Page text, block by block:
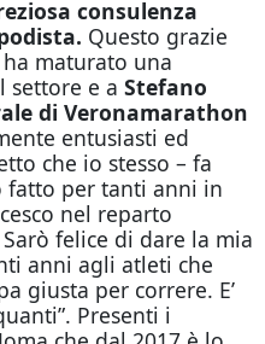
consulenza
Questo grazie
ha maturato una
settore e a Stefano
di Veronamarathon
entusiasti ed
che io stesso – fa
fatto per tanti anni in
nel reparto
Sarò felice di dare la mia
anni agli atleti che
giusta per correre. E’
Presenti i